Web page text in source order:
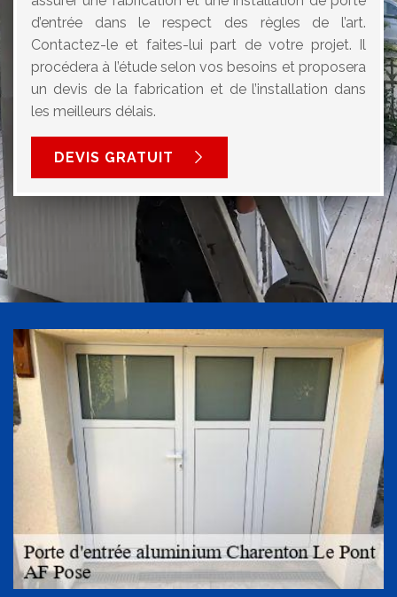
d’entrée dans le respect des règles de l’art.
Contactez-le et faites-lui part de votre projet. Il
procédera à l’étude selon vos besoins et proposera
un devis de la fabrication et de l’installation dans
les meilleurs délais.
DEVIS GRATUIT